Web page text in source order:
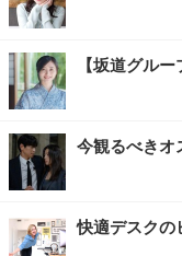
【坂道グル
今観るべきオ
快適デスクの